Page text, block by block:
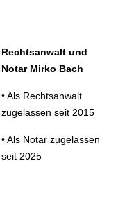
Rechtsanwalt und
Notar Mirko Bach
• Als Rechtsanwalt
zugelassen seit 2015
• Als Notar zugelassen
seit 2025